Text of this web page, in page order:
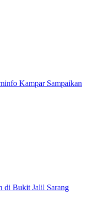
Kampar Sampaikan
di Bukit Jalil Sarang